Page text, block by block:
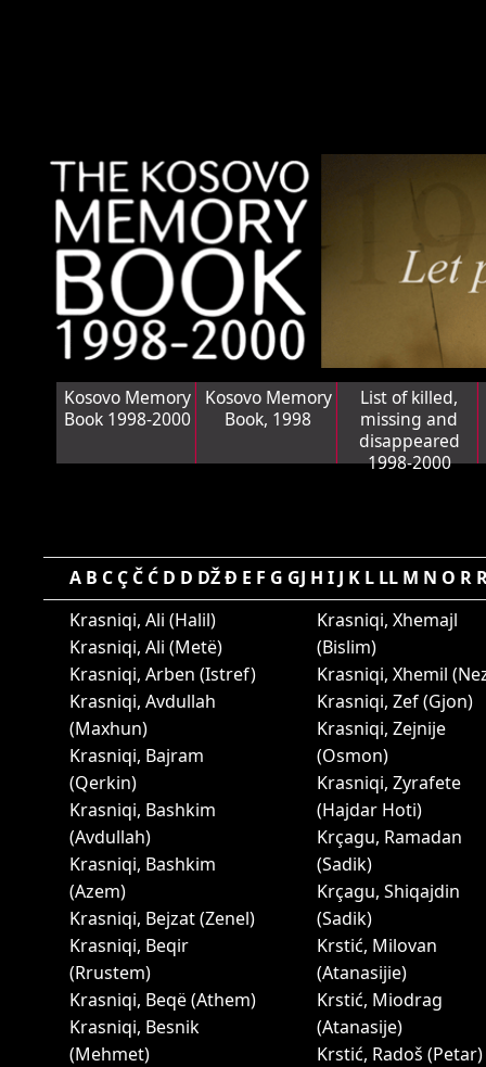
Kosovo Memory
Book 1998-2000
Kosovo Memory
Book, 1998
List of killed,
missing and
disappeared
1998-2000
A B C Ç Č Ć D D DŽĐ E F G GJ H I J K L LL M N O R
Krasniqi, Ali (Halil)
Krasniqi, Ali (Metë)
Krasniqi, Arben (Istref)
Krasniqi, Avdullah
(Maxhun)
Krasniqi, Bajram
(Qerkin)
Krasniqi, Bashkim
(Avdullah)
Krasniqi, Bashkim
(Azem)
Krasniqi, Bejzat (Zenel)
Krasniqi, Beqir
(Rrustem)
Krasniqi, Beqё (Athem)
Krasniqi, Besnik
(Mehmet)
Krasniqi, Xhemajl
(Bislim)
Krasniqi, Xhemil
Krasniqi, Zef (Gjon)
Krasniqi, Zejnije
(Osmon)
Krasniqi, Zyrafete
(Hajdar Hoti)
Krçagu, Ramadan
(Sadik)
Krçagu, Shiqajdin
(Sadik)
Krstić, Milovan
(Atanasijie)
Krstić, Miodrag
(Atanasije)
Krstić, Radoš (Petar)